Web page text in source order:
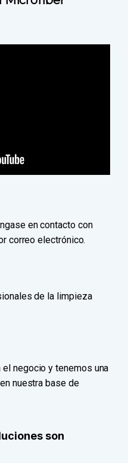
en contacto con
correo electrónico.
de la limpieza
negocio y tenemos una
nuestra base de
son